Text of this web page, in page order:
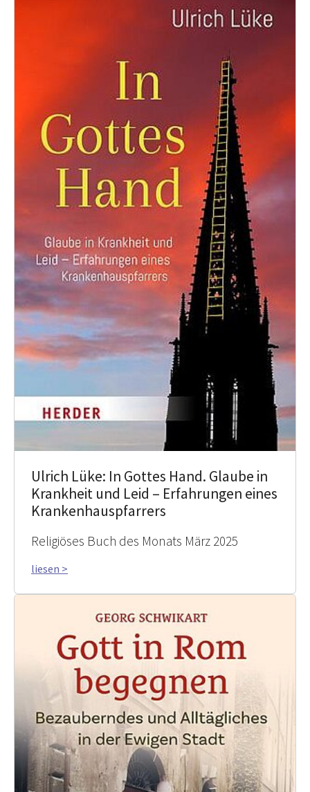
Ulrich Lüke: In Gottes Hand. Glaube in
Krankheit und Leid – Erfahrungen eines
Krankenhauspfarrers
Religiöses Buch des Monats März 2025
liesen >